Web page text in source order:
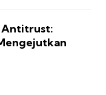
Antitrust: